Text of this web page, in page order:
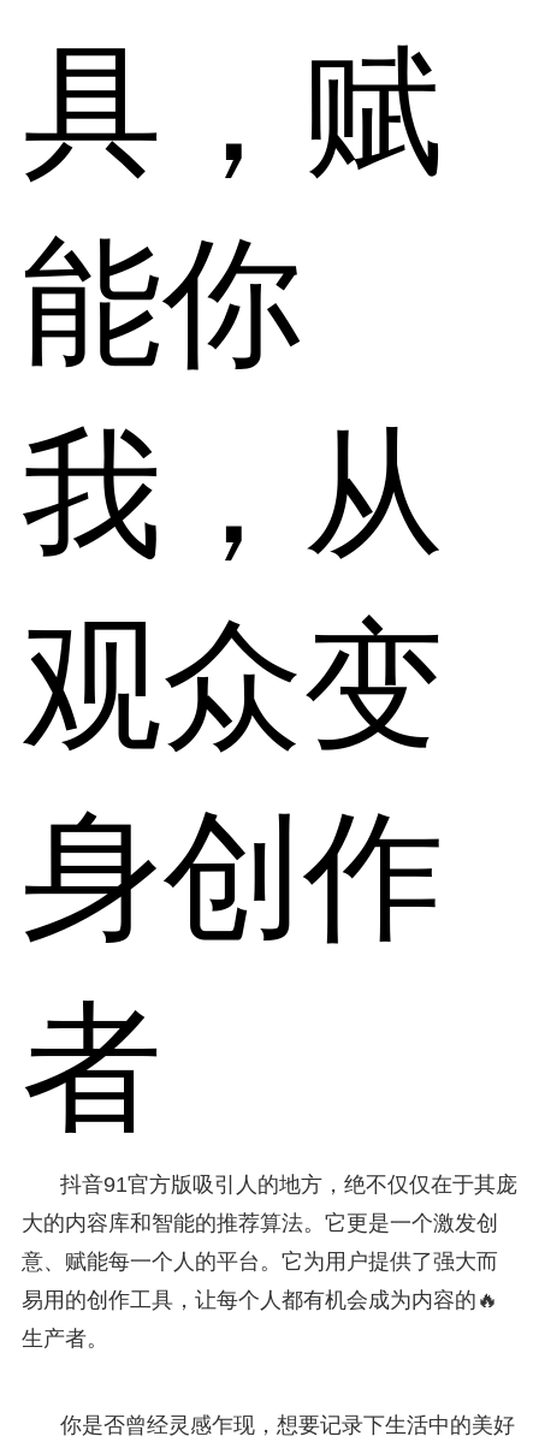
具，赋
能你
我，从
观众变
身创作
者
抖音91官方版吸引人的地方，绝不仅仅在于其庞
大的内容库和智能的推荐算法。它更是一个激发创
意、赋能每一个人的平台。它为用户提供了强大而
易用的创作工具，让每个人都有机会成为内容的🔥
生产者。
你是否曾经灵感乍现，想要记录下生活中的美好